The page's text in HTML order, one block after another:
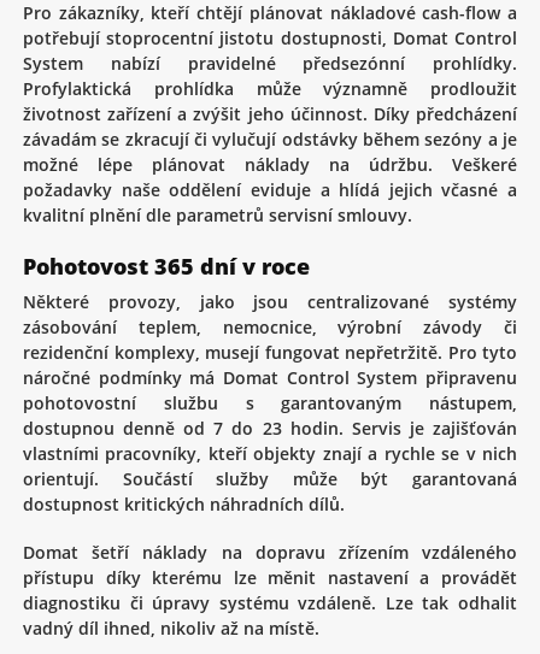
Pro zákazníky, kteří chtějí plánovat nákladové cash-flow a
potřebují stoprocentní jistotu dostupnosti, Domat Control
System nabízí pravidelné předsezónní prohlídky.
Profylaktická prohlídka může významně prodloužit
životnost zařízení a zvýšit jeho účinnost. Díky předcházení
závadám se zkracují či vylučují odstávky během sezóny a je
možné lépe plánovat náklady na údržbu. Veškeré
požadavky naše oddělení eviduje a hlídá jejich včasné a
kvalitní plnění dle parametrů servisní smlouvy.
Pohotovost 365 dní v roce
Některé provozy, jako jsou centralizované systémy
zásobování teplem, nemocnice, výrobní závody či
rezidenční komplexy, musejí fungovat nepřetržitě. Pro tyto
náročné podmínky má Domat Control System připravenu
pohotovostní službu s garantovaným nástupem,
dostupnou denně od 7 do 23 hodin. Servis je zajišťován
vlastními pracovníky, kteří objekty znají a rychle se v nich
orientují. Součástí služby může být garantovaná
dostupnost kritických náhradních dílů.
Domat šetří náklady na dopravu zřízením vzdáleného
přístupu díky kterému lze měnit nastavení a provádět
diagnostiku či úpravy systému vzdáleně. Lze tak odhalit
vadný díl ihned, nikoliv až na místě.